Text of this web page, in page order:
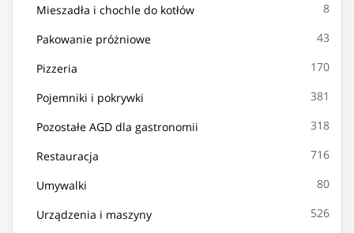
Mieszadła i chochle do kotłów 8
Pakowanie próżniowe 43
Pizzeria 170
Pojemniki i pokrywki 381
Pozostałe AGD dla gastronomii 318
Restauracja 716
Umywalki 80
Urządzenia i maszyny 526